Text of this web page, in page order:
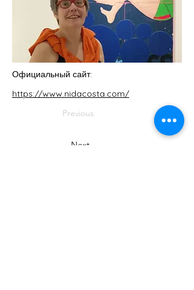
Официальный сайт:
https://www.nidacosta.com/
Previous
Next